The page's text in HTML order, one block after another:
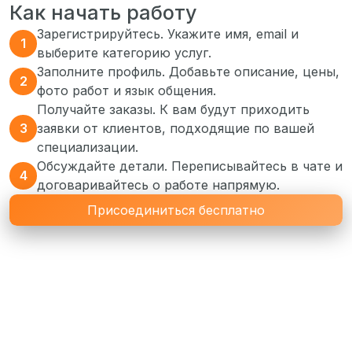
Как начать работу
1
Зарегистрируйтесь. Укажите имя, email и
выберите категорию услуг.
2
Заполните профиль. Добавьте описание, цены,
фото работ и язык общения.
3
Получайте заказы. К вам будут приходить
заявки от клиентов, подходящие по вашей
специализации.
4
Обсуждайте детали. Переписывайтесь в чате и
договаривайтесь о работе напрямую.
Присоединиться бесплатно